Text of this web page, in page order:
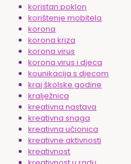
koristan poklon
korištenje mobitela
korona
korona kriza
korona virus
korona virus i djeca
kounikacija s djecom
kraj školske godine
kralježnica
kreativna nastava
kreativna snaga
kreativna učionica
kreativne aktivnosti
kreativnost